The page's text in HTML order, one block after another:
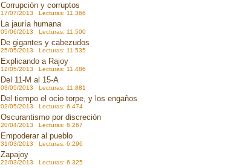
Corrupción y corruptos
17/07/2013 Lecturas: 11.366
La jauría humana
05/06/2013 Lecturas: 11.500
De gigantes y cabezudos
25/05/2013 Lecturas: 11.535
Explicando a Rajoy
12/05/2013 Lecturas: 11.486
Del 11-M al 15-A
03/05/2013 Lecturas: 11.881
Del tiempo el ocio torpe, y los engaños
02/05/2013 Lecturas: 6.474
Oscurantismo por discreción
20/04/2013 Lecturas: 6.267
Empoderar al pueblo
31/03/2013 Lecturas: 6.296
Zapajoy
22/03/2013 Lecturas: 6.325